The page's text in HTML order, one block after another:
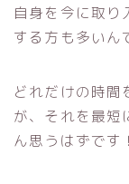
自身を今に取り
する方も多いん
どれだけの時間
が、それを最
ん思うはずです！